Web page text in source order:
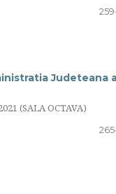
Judeteana
(SALA OCTAVA)